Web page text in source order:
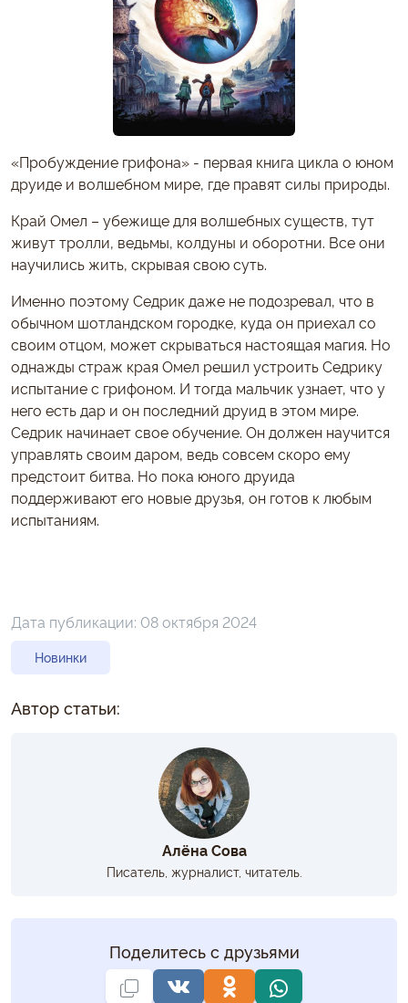
«Пробуждение грифона» - первая книга цикла о юном
друиде и волшебном мире, где правят силы природы.
Край Омел – убежище для волшебных существ, тут
живут тролли, ведьмы, колдуны и оборотни. Все они
научились жить, скрывая свою суть.
Именно поэтому Седрик даже не подозревал, что в
обычном шотландском городке, куда он приехал со
своим отцом, может скрываться настоящая магия. Но
однажды страж края Омел решил устроить Седрику
испытание с грифоном. И тогда мальчик узнает, что у
него есть дар и он последний друид в этом мире.
Седрик начинает свое обучение. Он должен научится
управлять своим даром, ведь совсем скоро ему
предстоит битва. Но пока юного друида
поддерживают его новые друзья, он готов к любым
испытаниям.
Дата публикации: 08 октября 2024
Новинки
Автор статьи:
Алёна Сова
Писатель, журналист, читатель.
Поделитесь с друзьями